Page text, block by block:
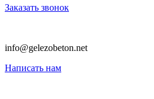
Заказать звонок
info@gelezobeton.net
Написать нам